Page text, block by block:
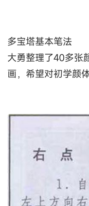
多宝塔基本笔法
大勇整理了40多张
画，希望对初学颜